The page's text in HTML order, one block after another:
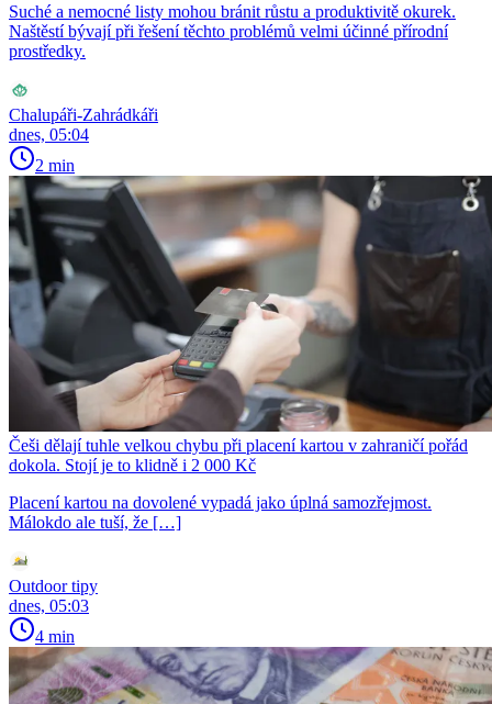
Suché a nemocné listy mohou bránit růstu a produktivitě okurek.
Naštěstí bývají při řešení těchto problémů velmi účinné přírodní
prostředky.
Chalupáři-Zahrádkáři
dnes, 05:04
2 min
Češi dělají tuhle velkou chybu při placení kartou v zahraničí pořád
dokola. Stojí je to klidně i 2 000 Kč
Placení kartou na dovolené vypadá jako úplná samozřejmost.
Málokdo ale tuší, že […]
Outdoor tipy
dnes, 05:03
4 min